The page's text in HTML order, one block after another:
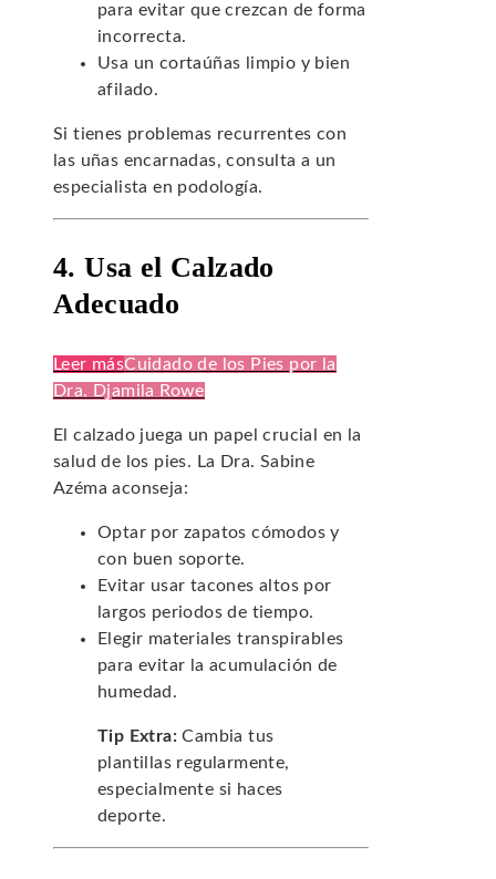
para evitar que crezcan de forma
incorrecta.
Usa un cortaúñas limpio y bien
afilado.
Si tienes problemas recurrentes con
las uñas encarnadas, consulta a un
especialista en podología.
4. Usa el Calzado
Adecuado
Leer másCuidado de los Pies por la
Dra. Djamila Rowe
El calzado juega un papel crucial en la
salud de los pies. La Dra. Sabine
Azéma aconseja:
Optar por zapatos cómodos y
con buen soporte.
Evitar usar tacones altos por
largos periodos de tiempo.
Elegir materiales transpirables
para evitar la acumulación de
humedad.
Tip Extra: Cambia tus
plantillas regularmente,
especialmente si haces
deporte.